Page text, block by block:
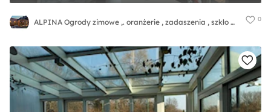
ALPINA Ogrody zimowe ,. oranżerie , zadaszenia , szkło architektoniczne 0